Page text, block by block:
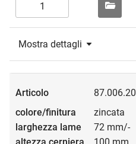
Mostra dettagli
87.006.20
zincata
72 mm/-